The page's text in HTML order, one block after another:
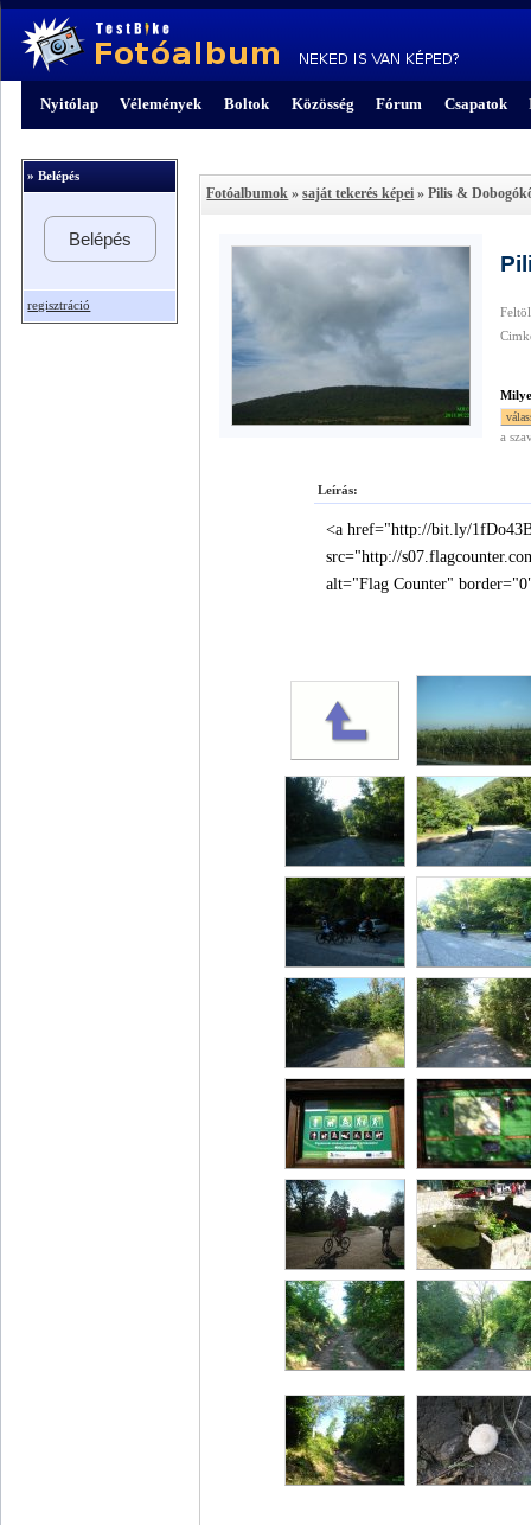
Nyitólap Vélemények Boltok Közösség Fórum Csapatok
» Belépés
Belépés
regisztráció
Fotóalbumok »saját tekerés képei » Pilis &
a
Leírás:
<a href="http://bit.ly/
src="http://
alt="Flag Counter"